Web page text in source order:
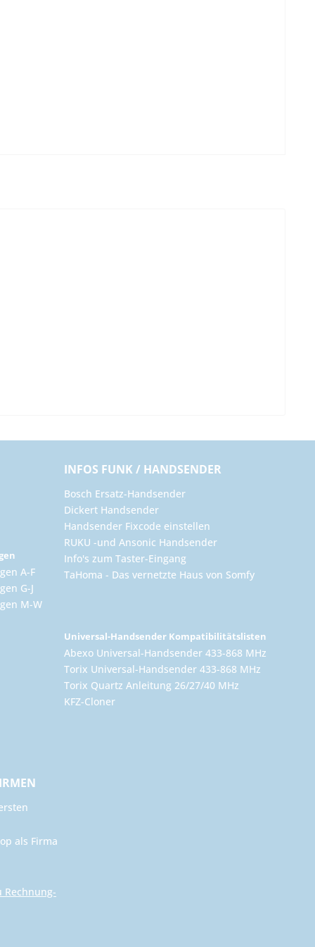
A-F
G-J
M-W
INFOS FUNK / HANDSENDER
Bosch Ersatz-Handsender
Dickert Handsender
Handsender Fixcode einstellen
RUKU -und Ansonic Handsender
Info's zum Taster-Eingang
TaHoma - Das vernetzte Haus von Somfy
Universal-Handsender Kompatibilitätslisten
Abexo Universal-Handsender 433-868 MHz
Torix Universal-Handsender 433-868 MHz
Torix Quartz Anleitung 26/27/40 MHz
KFZ-Cloner
als Firma
Rechnung-